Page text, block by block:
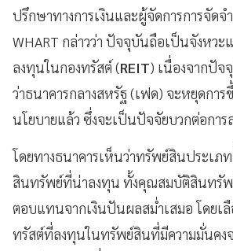
ปรึกษาทางการเงินและผู้จัดการการจัด
WHART กล่าวว่า ปัจจุบันถือเป็นจังหวะ
ลงทุนในกองทรัสต์ (REIT) เนื่องจากปัจ
ว่าธนาคารกลางสหรัฐ (เฟด) จะหยุดการ
นโยบายแล้ว ซึ่งจะเป็นปัจจัยบวกต่อการ
โดยทางธนาคารเห็นว่าทรัพย์สินประเภ
สินทรัพย์ที่น่าลงทุน ทั้งคุณสมบัติสินทรัพ
ตอบแทนจากเงินปันผลสม่ำเสมอ โดยเ
ทรัสต์ที่ลงทุนในทรัพย์สินที่มีความมั่นคงจ